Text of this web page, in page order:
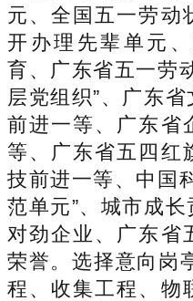
元、全国五一劳动
开办理先辈单元
育、广东省五一劳
层党组织”、广东
前进一等、广东省
等、广东省五四红
技前进一等、中国
范单元”、城市成
对劲企业、广东省
荣誉。选择意向岗
程、收集工程、物